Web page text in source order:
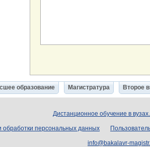
образование Магистратура Второе
Дистанционное обучение в
обработки персональных данных
info@bakalavr-